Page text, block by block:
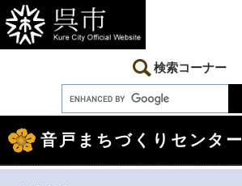
ー
ジ
の
ニ
ュ
ー
本
へ
検索コーナー
文
音戸まちづくりセンター